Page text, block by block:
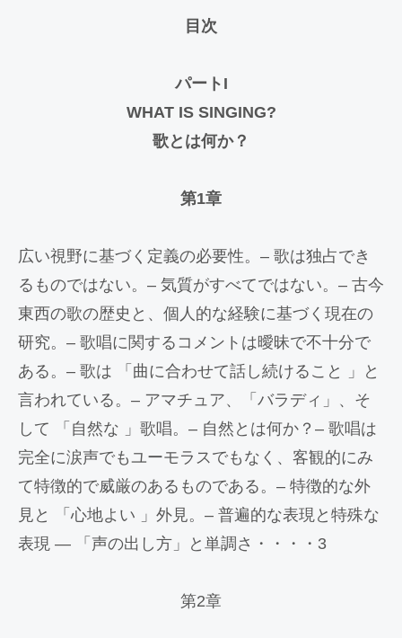
目次
パートI
WHAT IS SINGING?
歌とは何か？
第1章
広い視野に基づく定義の必要性。– 歌は独占でき
るものではない。– 気質がすべてではない。– 古今
東西の歌の歴史と、個人的な経験に基づく現在の
研究。– 歌唱に関するコメントは曖昧で不十分で
ある。– 歌は 「曲に合わせて話し続けること 」と
言われている。– アマチュア、「バラディ」、そ
して 「自然な 」歌唱。– 自然とは何か？– 歌唱は
完全に涙声でもユーモラスでもなく、客観的にみ
て特徴的で威厳のあるものである。– 特徴的な外
見と 「心地よい 」外見。– 普遍的な表現と特殊な
表現 — 「声の出し方」と単調さ・・・・3
第2章